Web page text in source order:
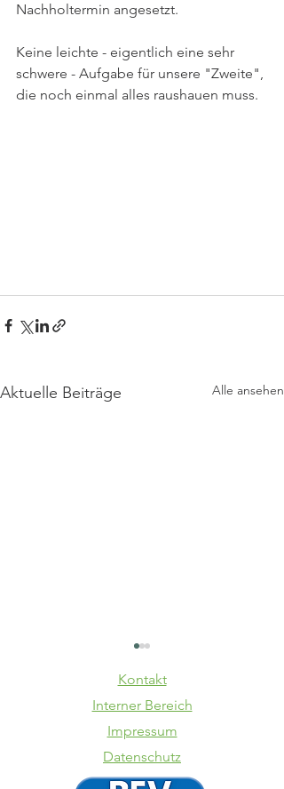
Nachholtermin angesetzt.
Keine leichte - eigentlich eine sehr
schwere - Aufgabe für unsere "Zweite",
die noch einmal alles raushauen muss.
Aktuelle Beiträge Alle ansehen
Kontakt
Interner Bereich
Impressum
Datenschutz